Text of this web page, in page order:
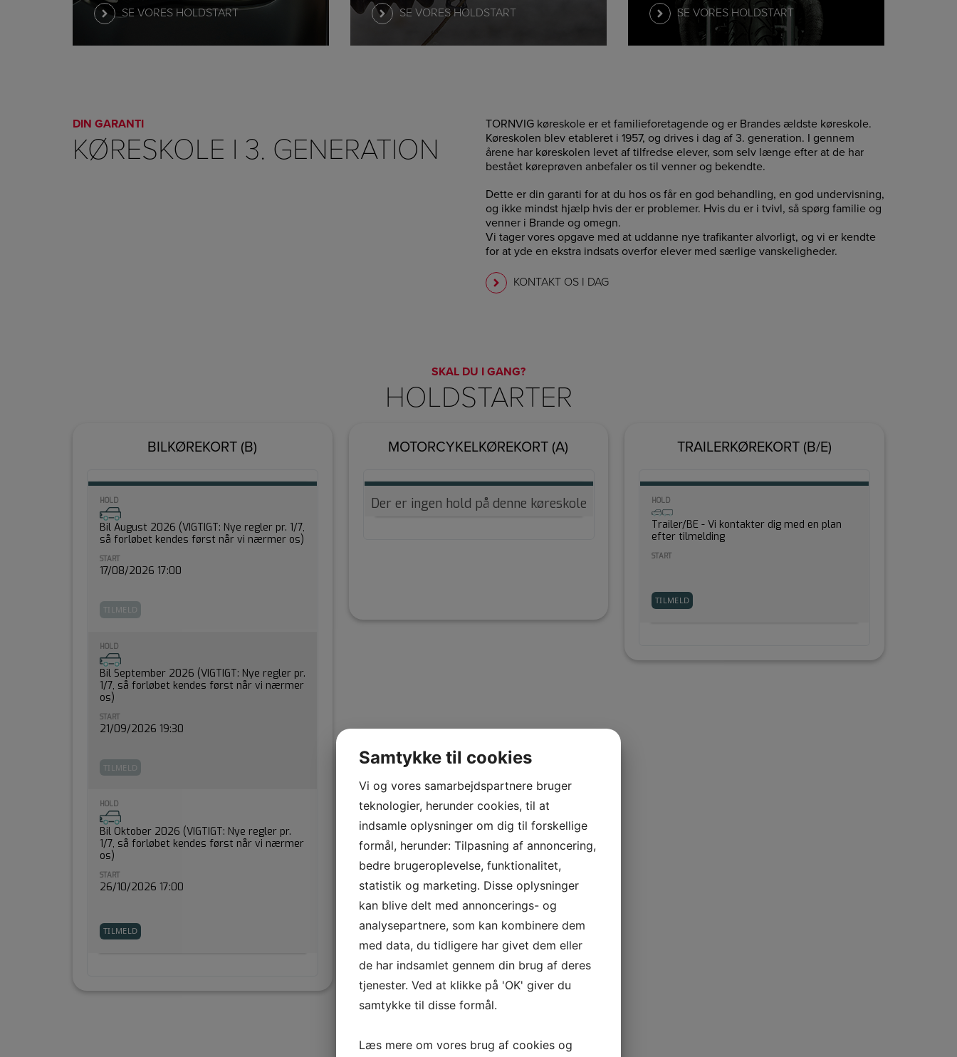
SE VORES HOLDSTART SE VORES HOLDSTART SE VORES HOLDSTART
DIN GARANTI
KØRESKOLE I 3. GENERATION
TORNVIG køreskole er et familieforetagende og er Brandes ældste køreskole.
Køreskolen blev etableret i 1957, og drives i dag af 3. generation. I gennem
årene har køreskolen levet af tilfredse elever, som selv længe efter at de har
bestået køreprøven anbefaler os til venner og bekendte.
Dette er din garanti for at du hos os får en god behandling, en god undervisning,
og ikke mindst hjælp hvis der er problemer. Hvis du er i tvivl, så spørg familie og
venner i Brande og omegn.
Vi tager vores opgave med at uddanne nye trafikanter alvorligt, og vi er kendte
for at yde en ekstra indsats overfor elever med særlige vanskeligheder.
KONTAKT OS I DAG
SKAL DU I GANG?
HOLDSTARTER
BILKØREKORT (B) MOTORCYKELKØREKORT (A) TRAILERKØREKORT (B/E)
Samtykke til cookies
Vi og vores samarbejdspartnere bruger
teknologier, herunder cookies, til at
indsamle oplysninger om dig til forskellige
formål, herunder: Tilpasning af annoncering,
bedre brugeroplevelse, funktionalitet,
statistik og marketing. Disse oplysninger
kan blive delt med annoncerings- og
analysepartnere, som kan kombinere dem
med data, du tidligere har givet dem eller
de har indsamlet gennem din brug af deres
tjenester. Ved at klikke på 'OK' giver du
samtykke til disse formål.
Læs mere om vores brug af cookies og